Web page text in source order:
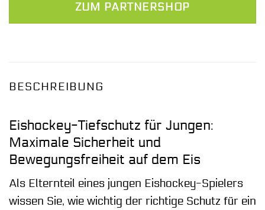
ZUM PARTNERSHOP
BESCHREIBUNG
Eishockey-Tiefschutz für Jungen:
Maximale Sicherheit und
Bewegungsfreiheit auf dem Eis
Als Elternteil eines jungen Eishockey-Spielers
wissen Sie, wie wichtig der richtige Schutz für ein